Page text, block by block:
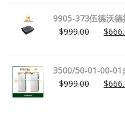
9905-373伍德沃德
$999.00 $
3500/50-01-00-01
$999.00 $